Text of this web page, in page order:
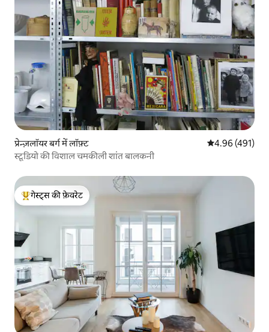
प्रेन्ज़लॉयर बर्ग में लॉफ़्ट औसत रेटिंग 5 में से
4.96 (491)
स्टूडियो की विशाल चमकीली शांत बालकनी
गेस्ट्स का टॉप फ़ेवरेट
गेस्ट्स की फ़ेवरेट